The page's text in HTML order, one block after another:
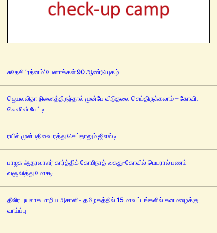
சுதேசி ’ரத்னம்’ பேனாக்கள் 90 ஆண்டு புகழ்
ஜெயலலிதா நினைத்திருந்தால் முன்பே விடுதலை செய்திருக்கலாம் – கோவி.
லெனின் பேட்டி
ரயில் முன்பதிவை ரத்து செய்தாலும் ஜிஎஸ்டி
பாஜக ஆதரவாளர் கார்த்திக் கோபிநாத் கைது-கோவில் பெயரால் பணம்
வசூலித்து மோசடி
தீவிர புயலாக மாறிய அசானி- தமிழகத்தில் 15 மாவட்டங்களில் கனமழைக்கு
வாய்ப்பு